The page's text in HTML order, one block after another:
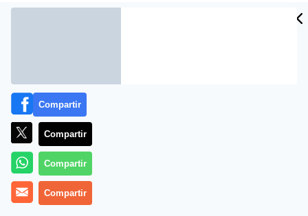
Compartir
Compartir
Compartir
Compartir